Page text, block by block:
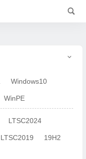
Windows10
WinPE
LTSC2024
LTSC2019 19H2